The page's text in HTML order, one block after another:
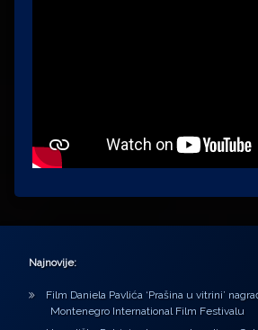
Najnovije:
Film Daniela Pavlića ‘Prašina u vitrini’
Montenegro International Film Festivalu